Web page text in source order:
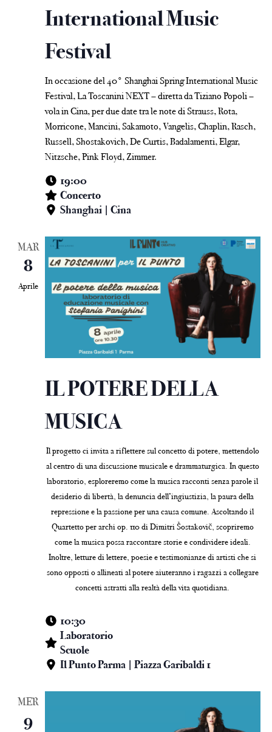
International Music
Festival
In occasione del 40° Shanghai Spring International Music
Festival, La Toscanini NEXT – diretta da Tiziano Popoli –
vola in Cina, per due date tra le note di Strauss, Rota,
Morricone, Mancini, Sakamoto, Vangelis, Chaplin, Rasch,
Russell, Shostakovich, De Curtis, Badalamenti, Elgar,
Nitzsche, Pink Floyd, Zimmer.
19:00
Concerto
Shanghai | Cina
MAR
8
Aprile
IL POTERE DELLA
MUSICA
Il progetto ci invita a riflettere sul concetto di potere, mettendolo
al centro di una discussione musicale e drammaturgica. In questo
laboratorio, esploreremo come la musica racconti senza parole il
desiderio di libertà, la denuncia dell’ingiustizia, la paura della
repressione e la passione per una causa comune. Ascoltando il
Quartetto per archi op. 110 di Dimitri Šostakovič, scopriremo
come la musica possa raccontare storie e condividere ideali.
Inoltre, letture di lettere, poesie e testimonianze di artisti che si
sono opposti o allineati al potere aiuteranno i ragazzi a collegare
concetti astratti alla realtà della vita quotidiana.
10:30
Laboratorio
Scuole
Il Punto Parma | Piazza Garibaldi 1
MER
9